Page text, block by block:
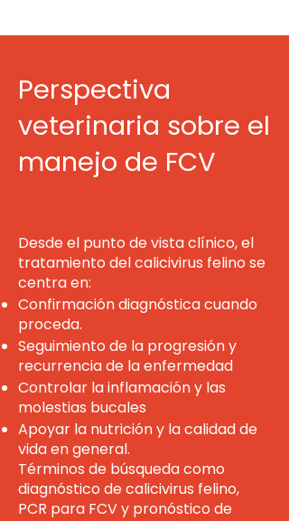
Perspectiva
veterinaria sobre el
manejo de FCV
Desde el punto de vista clínico, el
tratamiento del calicivirus felino se
centra en:
Confirmación diagnóstica cuando
proceda.
Seguimiento de la progresión y
recurrencia de la enfermedad
Controlar la inflamación y las
molestias bucales
Apoyar la nutrición y la calidad de
vida en general.
Términos de búsqueda como
diagnóstico de calicivirus felino,
PCR para FCV y pronóstico de